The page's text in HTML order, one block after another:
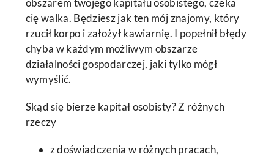
obszarem twojego kapitału osobistego, czeka
cię walka. Będziesz jak ten mój znajomy, który
rzucił korpo i założył kawiarnię. I popełnił błędy
chyba w każdym możliwym obszarze
działalności gospodarczej, jaki tylko mógł
wymyślić.
Skąd się bierze kapitał osobisty? Z różnych
rzeczy
z doświadczenia w różnych pracach,